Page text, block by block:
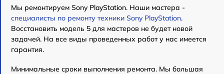
Мы ремонтируем Sony PlayStation. Наши мастера -
специалисты по ремонту техники Sony PlayStation.
Восстановить модель 5 для мастеров не будет новой
задачей. На все виды проведенных работ у нас имеется
гарантия.
Минимальные сроки выполнения ремонта. Мы большая